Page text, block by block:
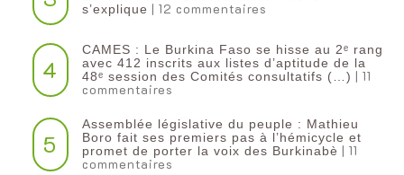
s’explique | 12 commentaires
4
CAMES : Le Burkina Faso se hisse au 2ᵉ rang
avec 412 inscrits aux listes d’aptitude de la
48ᵉ session des Comités consultatifs (…) | 11
commentaires
5
Assemblée législative du peuple : Mathieu
Boro fait ses premiers pas à l’hémicycle et
promet de porter la voix des Burkinabè | 11
commentaires